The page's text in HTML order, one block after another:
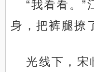
“我看看。”
身，把裤腿撩
光线下，宋